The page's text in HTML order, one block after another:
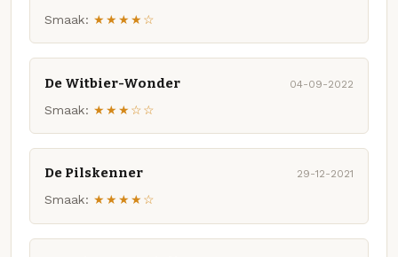
Smaak: ★★★★☆
De Witbier-Wonder 04-09-2022
Smaak: ★★★☆☆
De Pilskenner 29-12-2021
Smaak: ★★★★☆